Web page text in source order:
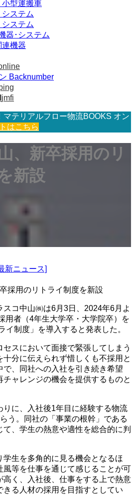
小型運搬車
ステム
ステム
器･システム
機器
Backnumber
jmfi
テリアルフロー物流BOOKS オン
はこちら
、新卒採用のリ
新設
新ニュース]
採用のリトライ制度を新設
コ中山㈱は6月3日、2024年6月よ
用者（4年生大学卒・大学院卒）を
イ制度」を導入すると発表した。
スにおいて面接で緊張してしまう
分に伝えられず惜しくも不採用と
で、同社への入社を引き続き希望
チャレンジの機会を提供するものと
りに、入社後1年目に経験する物流
う。同社の「事業の根幹」である
、学生の熱意や適性を総合的に判
学生を多角的に見る機会となるほ
風等を仕事を通じて感じることが可
高く、入社後、仕事をする上で熱意
きる人材の採用を目指すとしてい